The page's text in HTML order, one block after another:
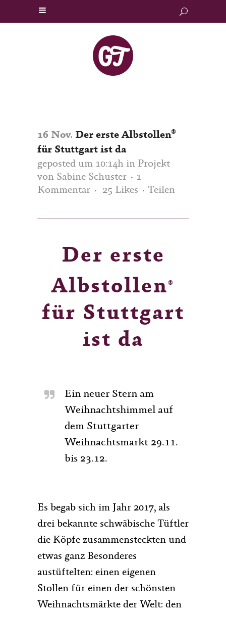
16 Nov. Der erste Albstollen®
für Stuttgart ist da
geposted um 10:14h in Projekt
von Sabine Schuster
1
Kommentar
25 Likes Teilen
Der erste
Albstollen ®
für Stuttgart
ist da
Ein neuer Stern am
Weihnachtshimmel auf
dem Stuttgarter
Weihnachtsmarkt 29.11.
bis 23.12.
Es begab sich im Jahr 2017, als
drei bekannte schwäbische Tüftler
die Köpfe zusammensteckten und
etwas ganz Besonderes
austüftelten: einen eigenen
Stollen für einen der schönsten
Weihnachtsmärkte der Welt: den